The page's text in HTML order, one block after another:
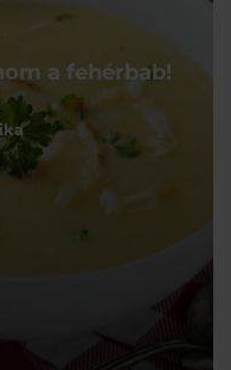
a fehérbab!